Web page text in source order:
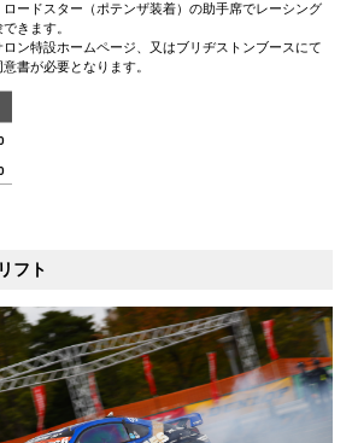
ードスター（ポテンザ装着）の助手席でレーシング
きます。
ン特設ホームページ、又はブリヂストンブースにて
書が必要となります。
フト